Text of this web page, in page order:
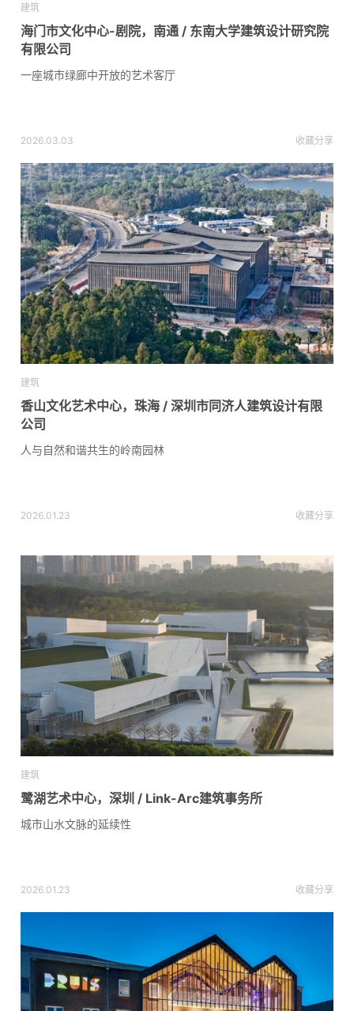
建筑
海门市文化中心-剧院，南通 / 东南大学建筑设计研究院
有限公司
一座城市绿廊中开放的艺术客厅
2026.03.03 收藏分享
建筑
香山文化艺术中心，珠海 / 深圳市同济人建筑设计有限
公司
人与自然和谐共生的岭南园林
2026.01.23 收藏分享
建筑
鹭湖艺术中心，深圳 / Link-Arc建筑事务所
城市山水文脉的延续性
2026.01.23 收藏分享